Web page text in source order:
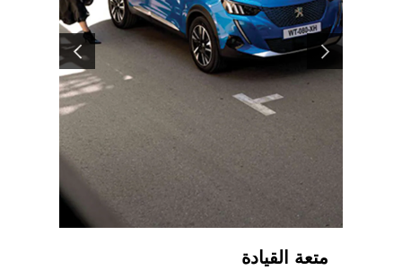
السابق
متعة القيادة
التالي